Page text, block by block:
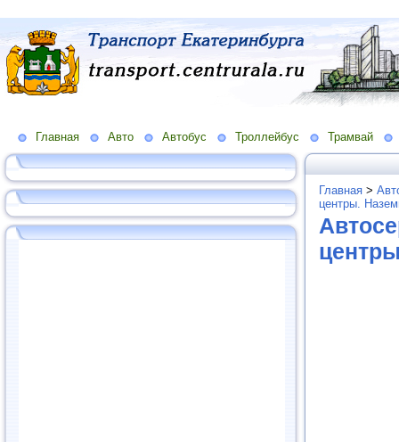
Главная Авто Автобус Троллейбус Трамвай
Главная >
центры.